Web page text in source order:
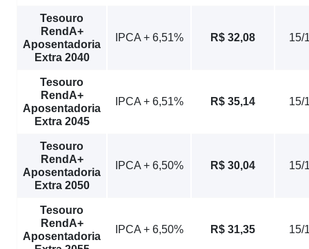
Tesouro
RendA+
Aposentadoria
Extra 2040
IPCA + 6,51% R$ 32,08 15/
Tesouro
RendA+
Aposentadoria
Extra 2045
IPCA + 6,51% R$ 35,14 15/
Tesouro
RendA+
Aposentadoria
Extra 2050
IPCA + 6,50% R$ 30,04 15/
Tesouro
RendA+
Aposentadoria
IPCA + 6,50% R$ 31,35 15/